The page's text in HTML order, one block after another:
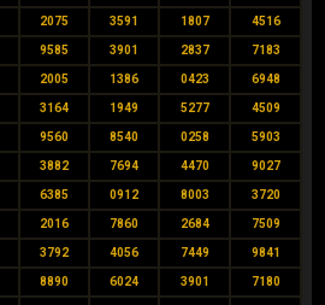
2075 3591 1807 4516
9585 3901 2837 7183
2005 1386 0423 6948
3164 1949 5277 4509
9560 8540 0258 5903
3882 7694 4470 9027
6385 0912 8003 3720
2016 7860 2684 7509
3792 4056 7449 9841
8890 6024 3901 7180